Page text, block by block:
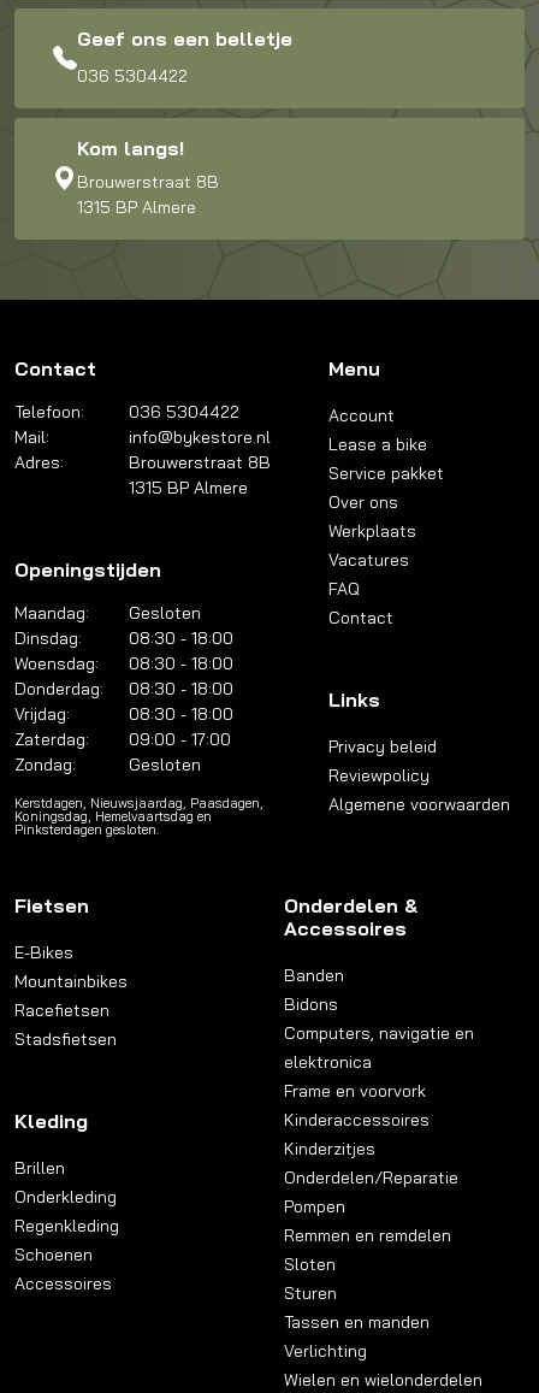
Geef ons een belletje
036 5304422
Kom langs!
Brouwerstraat 8B
1315 BP Almere
Contact
Telefoon:
036 5304422
Mail:
info@bykestore.nl
Adres:
Brouwerstraat 8B
1315 BP Almere
Openingstijden
Maandag:
Gesloten
Dinsdag:
08:30 - 18:00
Woensdag:
08:30 - 18:00
Donderdag:
08:30 - 18:00
Vrijdag:
08:30 - 18:00
Zaterdag:
09:00 - 17:00
Zondag:
Gesloten
Kerstdagen, Nieuwsjaardag, Paasdagen,
Koningsdag, Hemelvaartsdag en
Pinksterdagen gesloten.
Menu
Account
Lease a bike
Service pakket
Over ons
Werkplaats
Vacatures
FAQ
Contact
Links
Privacy beleid
Reviewpolicy
Algemene voorwaarden
Fietsen
E-Bikes
Mountainbikes
Racefietsen
Stadsfietsen
Kleding
Brillen
Onderkleding
Regenkleding
Schoenen
Accessoires
Onderdelen &
Accessoires
Banden
Bidons
Computers, navigatie en
elektronica
Frame en voorvork
Kinderaccessoires
Kinderzitjes
Onderdelen/Reparatie
Pompen
Remmen en remdelen
Sloten
Sturen
Tassen en manden
Verlichting
Wielen en wielonderdelen